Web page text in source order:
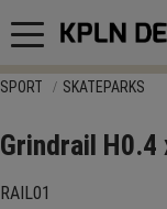
Meny
SPORT SKATEPARKS
Grindrail H0.4
RAIL01